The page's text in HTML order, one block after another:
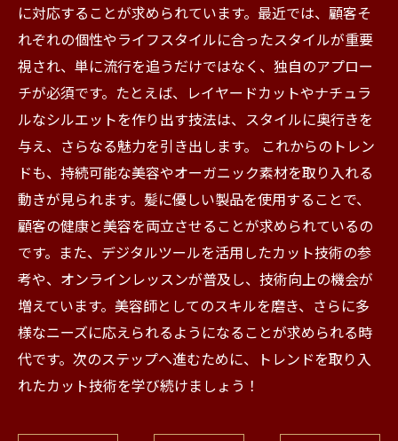
に対応することが求められています。最近では、顧客そ
れぞれの個性やライフスタイルに合ったスタイルが重要
視され、単に流行を追うだけではなく、独自のアプロー
チが必須です。たとえば、レイヤードカットやナチュラ
ルなシルエットを作り出す技法は、スタイルに奥行きを
与え、さらなる魅力を引き出します。 これからのトレン
ドも、持続可能な美容やオーガニック素材を取り入れる
動きが見られます。髪に優しい製品を使用することで、
顧客の健康と美容を両立させることが求められているの
です。また、デジタルツールを活用したカット技術の参
考や、オンラインレッスンが普及し、技術向上の機会が
増えています。美容師としてのスキルを磨き、さらに多
様なニーズに応えられるようになることが求められる時
代です。次のステップへ進むために、トレンドを取り入
れたカット技術を学び続けましょう！